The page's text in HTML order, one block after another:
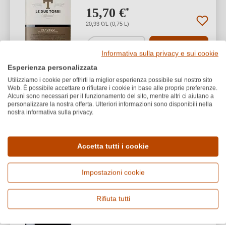
15,70 €*
20,93 €/L (0,75 L)
Le Due Torri
2021 Cabernet Sauvignon
Venezia Giulia IGP
Venezia Giulia IGP
Cabernet Sauvignon
Secco / Dry
Informativa sulla privacy e sui cookie
Esperienza personalizzata
Utilizziamo i cookie per offrirti la miglior esperienza possibile sul nostro sito
Web. È possibile accettare o rifiutare i cookie in base alle proprie preferenze.
Alcuni sono necessari per il funzionamento del sito, mentre altri ci aiutano a
personalizzare la nostra offerta. Ulteriori informazioni sono disponibili nella
nostra informativa sulla privacy.
Accetta tutti i cookie
Impostazioni cookie
Rifiuta tutti